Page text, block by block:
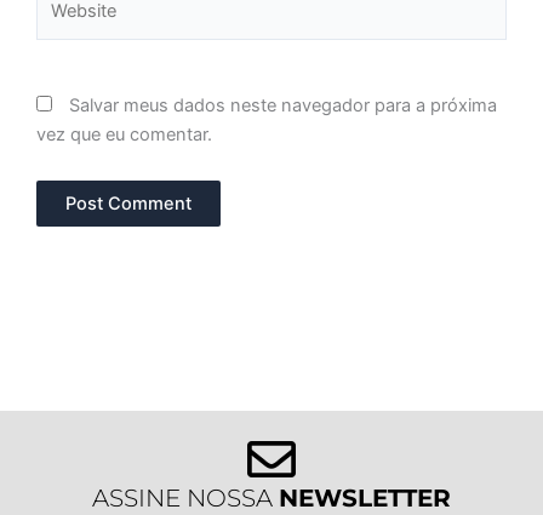
Salvar meus dados neste navegador para a próxima
vez que eu comentar.
ASSINE NOSSA NEWSLETTER